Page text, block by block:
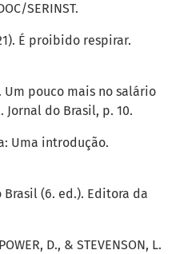
SERINST.
É proibido respirar.
Um pouco mais no salário
do Brasil, p. 10.
Uma introdução.
Brasil (6. ed.). Editora da
D., & STEVENSON, L.